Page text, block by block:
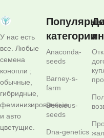
У нас есть
все. Любые
семена
конопли ;
обычные,
гибридные,
феминизированные
и авто
цветущие.
категории
Anaconda-
seeds
Barney-s-
farm
Delicious-
seeds
Dna-genetics